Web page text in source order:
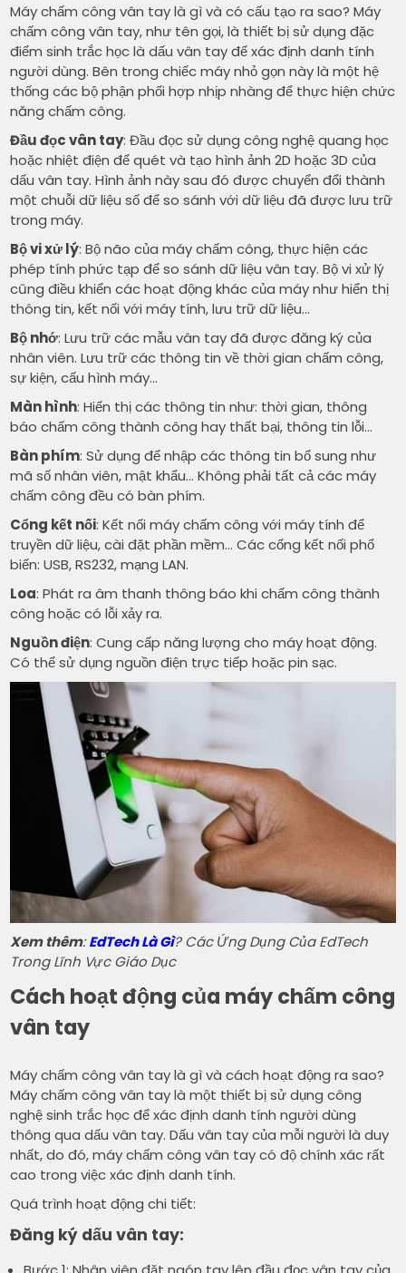
Máy chấm công vân tay là gì và có cấu tạo ra sao? Máy
chấm công vân tay, như tên gọi, là thiết bị sử dụng đặc
điểm sinh trắc học là dấu vân tay để xác định danh tính
người dùng. Bên trong chiếc máy nhỏ gọn này là một hệ
thống các bộ phận phối hợp nhịp nhàng để thực hiện chức
năng chấm công.
Đầu đọc vân tay: Đầu đọc sử dụng công nghệ quang học
hoặc nhiệt điện để quét và tạo hình ảnh 2D hoặc 3D của
dấu vân tay. Hình ảnh này sau đó được chuyển đổi thành
một chuỗi dữ liệu số để so sánh với dữ liệu đã được lưu trữ
trong máy.
Bộ vi xử lý: Bộ não của máy chấm công, thực hiện các
phép tính phức tạp để so sánh dữ liệu vân tay. Bộ vi xử lý
cũng điều khiển các hoạt động khác của máy như hiển thị
thông tin, kết nối với máy tính, lưu trữ dữ liệu…
Bộ nhớ: Lưu trữ các mẫu vân tay đã được đăng ký của
nhân viên. Lưu trữ các thông tin về thời gian chấm công,
sự kiện, cấu hình máy…
Màn hình: Hiển thị các thông tin như: thời gian, thông
báo chấm công thành công hay thất bại, thông tin lỗi…
Bàn phím: Sử dụng để nhập các thông tin bổ sung như
mã số nhân viên, mật khẩu… Không phải tất cả các máy
chấm công đều có bàn phím.
Cổng kết nối: Kết nối máy chấm công với máy tính để
truyền dữ liệu, cài đặt phần mềm… Các cổng kết nối phổ
biến: USB, RS232, mạng LAN.
Loa: Phát ra âm thanh thông báo khi chấm công thành
công hoặc có lỗi xảy ra.
Nguồn điện: Cung cấp năng lượng cho máy hoạt động.
Có thể sử dụng nguồn điện trực tiếp hoặc pin sạc.
Xem thêm:EdTech Là Gì? Các Ứng Dụng Của EdTech
Trong Lĩnh Vực Giáo Dục
Cách hoạt động của máy chấm công
vân tay
Máy chấm công vân tay là gì và cách hoạt động ra sao?
Máy chấm công vân tay là một thiết bị sử dụng công
nghệ sinh trắc học để xác định danh tính người dùng
thông qua dấu vân tay. Dấu vân tay của mỗi người là duy
nhất, do đó, máy chấm công vân tay có độ chính xác rất
cao trong việc xác định danh tính.
Quá trình hoạt động chi tiết:
Đăng ký dấu vân tay: